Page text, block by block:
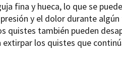
fina y hueca, lo que se
y el dolor durante algún
quistes también pueden
los quistes que